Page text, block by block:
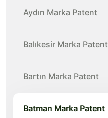
Aydın Marka Patent
Balıkesir Marka Patent
Bartın Marka Patent
Batman Marka Patent